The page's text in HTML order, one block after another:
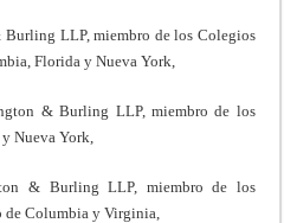
LLP, miembro de los Colegios
Florida y Nueva York,
& Burling LLP, miembro de los
Nueva York,
& Burling LLP, miembro de los
Columbia y Virginia,